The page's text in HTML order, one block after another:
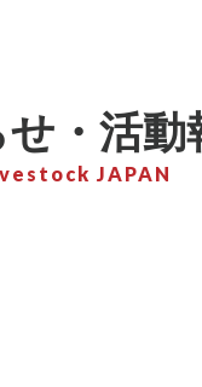
・活動
JAPAN